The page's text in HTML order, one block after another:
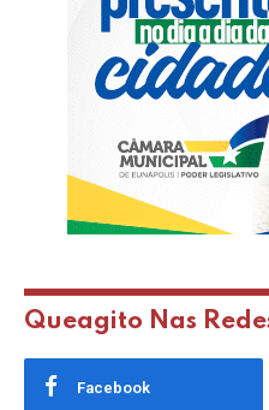
Queagito Nas
Facebook